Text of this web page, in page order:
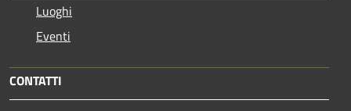
Luoghi
Eventi
CONTATTI